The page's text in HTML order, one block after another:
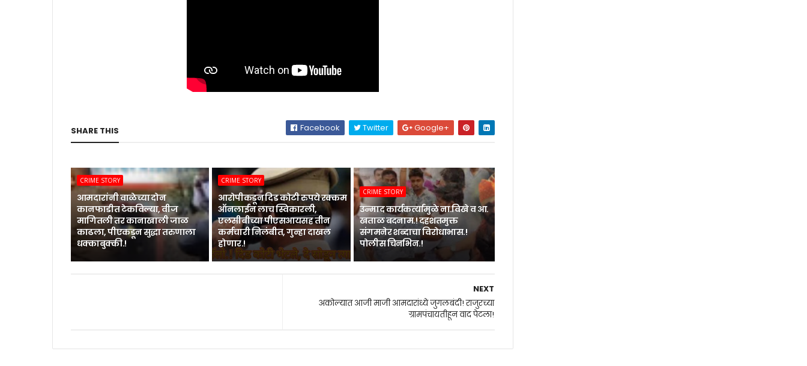
SHARE THIS Facebook Twitter Google+
CRIME STORY
आमदारांनी वाळेच्या दोन
कानफाडीत टेकविल्या, वीज
मागितली तर कानाखाली जाळ
काढला, पीएकडून सुद्धा तरुणाला
धक्काबुक्की.!
CRIME STORY
आरोपीकडून दिड कोटी रुपये रक्कम
ऑनलाईन लाच स्विकारली,
एलसीबीच्या पीएसआयसह तीन
कर्मचारी निलंबीत, गुन्हा दाखल
होणार.!
CRIME STORY
उन्माद कार्यकर्त्यांमुळे ना.विखे व आ.
खताळ बदनाम.! दहशतमुक्त
संगमनेर शब्दाचा विरोधाभास.!
पोलीस चिनभिन.!
NEXT
अकोल्यात आजी माजी आमदारांध्ये जुगलबंदी! राजुरच्या
ग्रामपंचायतीहून वाद पेटला!